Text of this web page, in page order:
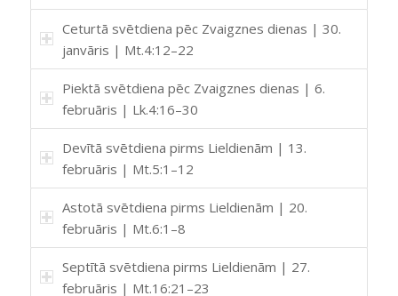
Ceturtā svētdiena pēc Zvaigznes dienas | 30.
janvāris | Mt.4:12–22
Piektā svētdiena pēc Zvaigznes dienas | 6.
februāris | Lk.4:16–30
Devītā svētdiena pirms Lieldienām | 13.
februāris | Mt.5:1–12
Astotā svētdiena pirms Lieldienām | 20.
februāris | Mt.6:1–8
Septītā svētdiena pirms Lieldienām | 27.
februāris | Mt.16:21–23